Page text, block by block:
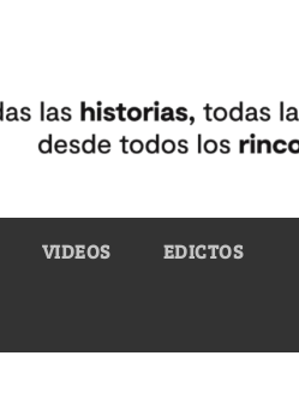
VIDEOS EDICTOS